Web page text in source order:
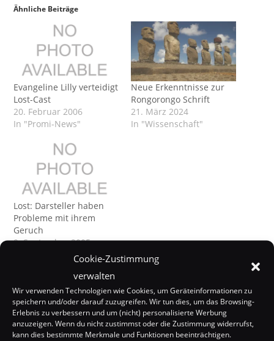
Cookie-Zustimmung
verwalten
Wir verwenden Technologien wie Cookies, um Geräteinformationen zu
speichern und/oder darauf zuzugreifen. Wir tun dies, um das Browsing-
Erlebnis zu verbessern und um (nicht) personalisierte Werbung
anzuzeigen. Wenn du nicht zustimmst oder die Zustimmung widerrufst,
kann dies bestimmte Merkmale und Funktionen beeinträchtigen.
Ähnliche Beiträge
Evangeline Lilly verteidigt
Lost-Cast
20. Februar 2006
In "Promi-News"
Neue Erkenntnisse zur
Rongorongo Schrift
21. März 2024
In "Wissenschaft"
Lost: Darsteller haben
Probleme mit ihrem
Geruch
9. September 2005
In "Promi-News"